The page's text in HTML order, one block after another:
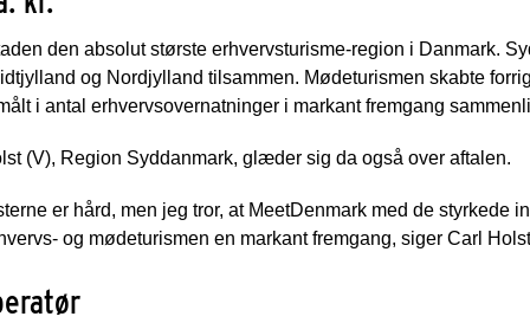
den absolut største erhvervsturisme-region i Danmark.
og Nordjylland tilsammen. Mødeturismen skabte
i antal erhvervsovernatninger i markant fremgang
(V), Region Syddanmark, glæder sig da også over aftalen.
er hård, men jeg tror, at MeetDenmark med de styrkede
og mødeturismen en markant fremgang, siger Carl